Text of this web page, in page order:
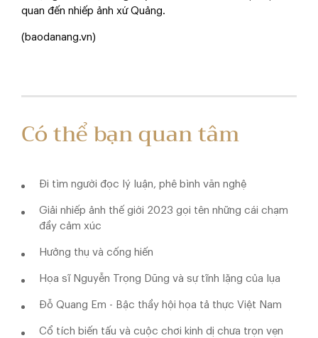
quan đến nhiếp ảnh xứ Quảng.
(baodanang.vn)
Có thể bạn quan tâm
Đi tìm người đọc lý luận, phê bình văn nghệ
Giải nhiếp ảnh thế giới 2023 gọi tên những cái chạm
đầy cảm xúc
Hưởng thụ và cống hiến
Họa sĩ Nguyễn Trọng Dũng và sự tĩnh lặng của lụa
Đỗ Quang Em - Bậc thầy hội họa tả thực Việt Nam
Cổ tích biến tấu và cuộc chơi kinh dị chưa trọn vẹn